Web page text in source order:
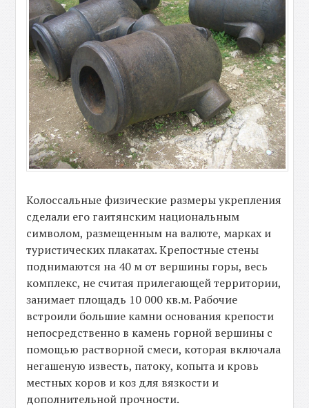
Колоссальные физические размеры укрепления
сделали его гаитянским национальным
символом, размещенным на валюте, марках и
туристических плакатах. Крепостные стены
поднимаются на 40 м от вершины горы, весь
комплекс, не считая прилегающей территории,
занимает площадь 10 000 кв.м. Рабочие
встроили большие камни основания крепости
непосредственно в камень горной вершины с
помощью растворной смеси, которая включала
негашеную известь, патоку, копыта и кровь
местных коров и коз для вязкости и
дополнительной прочности.